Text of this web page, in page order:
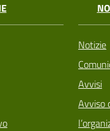
Notizie
Avvisi
Avviso